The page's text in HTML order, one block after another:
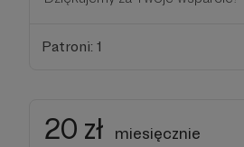
Patroni: 1
20 zł miesięcznie